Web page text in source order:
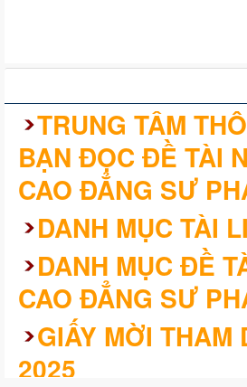
TRUNG TÂM
BẠN ĐỌC ĐỀ TÀI
CAO ĐẲNG SƯ
DANH MỤC TÀI
DANH MỤC ĐỀ
CAO ĐẲNG SƯ
GIẤY MỜI THAM
2025